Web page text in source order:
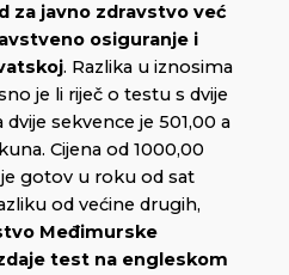
za javno zdravstvo već
osiguranje i
. Razlika u iznosima
je li riječ o testu s dvije
dvije sekvence je 501,00 a
Cijena od 1000,00
gotov u roku od sat
od većine drugih,
Međimurske
test na engleskom